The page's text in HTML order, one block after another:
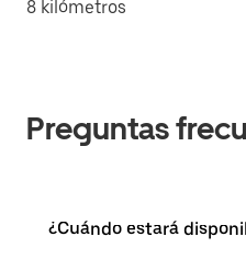
8 kilómetros
Preguntas
¿Cuándo estará